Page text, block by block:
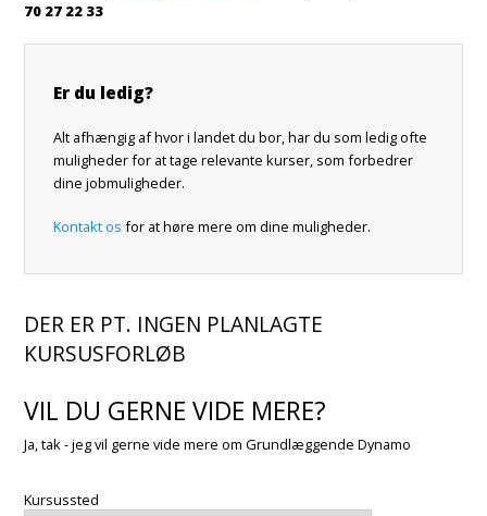
70 27 22 33
Er du ledig?
Alt afhængig af hvor i landet du bor, har du som ledig ofte
muligheder for at tage relevante kurser, som forbedrer
dine jobmuligheder.
Kontakt os for at høre mere om dine muligheder.
DER ER PT. INGEN PLANLAGTE
KURSUSFORLØB
VIL DU GERNE VIDE MERE?
Ja, tak - jeg vil gerne vide mere om Grundlæggende Dynamo
Kursussted